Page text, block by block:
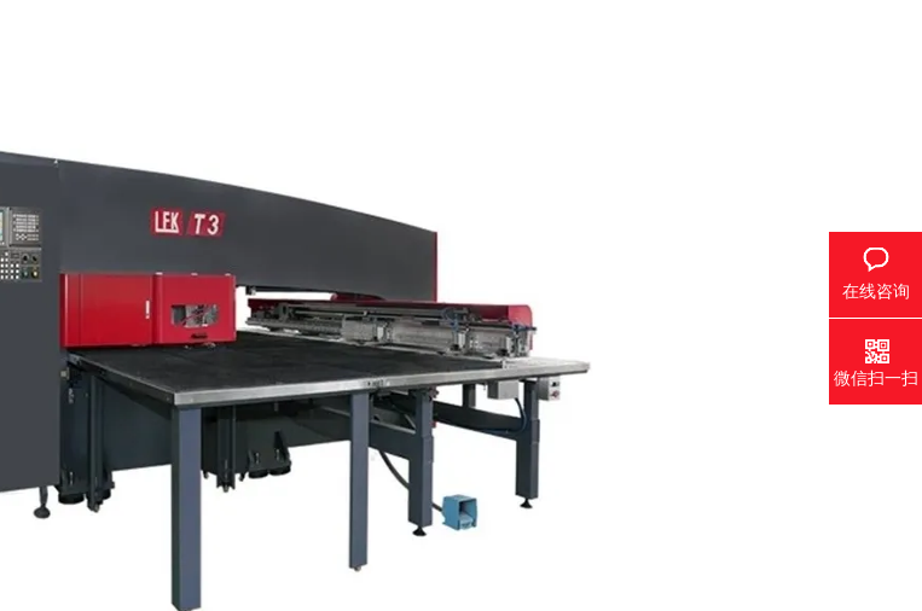
在线咨询
微信扫一扫